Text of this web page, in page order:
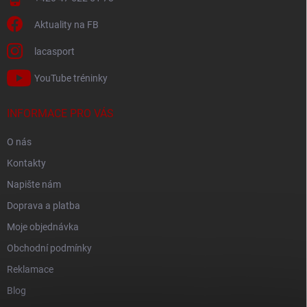
Aktuality na FB
lacasport
YouTube tréninky
INFORMACE PRO VÁS
O nás
Kontakty
Napište nám
Doprava a platba
Moje objednávka
Obchodní podmínky
Reklamace
Blog